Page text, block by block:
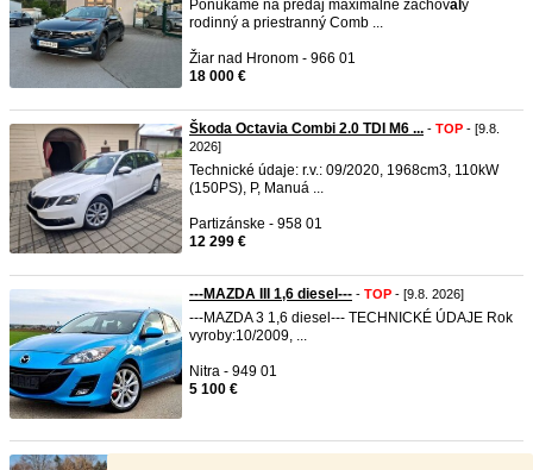
Ponúkame na predaj maximálne zachoval ý
rodinný a priestranný Comb ...
Žiar nad Hronom - 966 01
18 000 €
Škoda Octavia Combi 2.0 TDI M6 ... - TOP - [9.8.
2026]
Technické údaje: r.v.: 09/2020, 1968cm3, 110kW
(150PS), P, Manuá ...
Partizánske - 958 01
12 299 €
---MAZDA III 1,6 diesel--- - TOP - [9.8. 2026]
---MAZDA 3 1,6 diesel--- TECHNICKÉ ÚDAJE Rok
vyroby:10/2009, ...
Nitra - 949 01
5 100 €